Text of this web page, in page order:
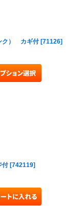
ク） カギ付 [71126]
付 [742119]